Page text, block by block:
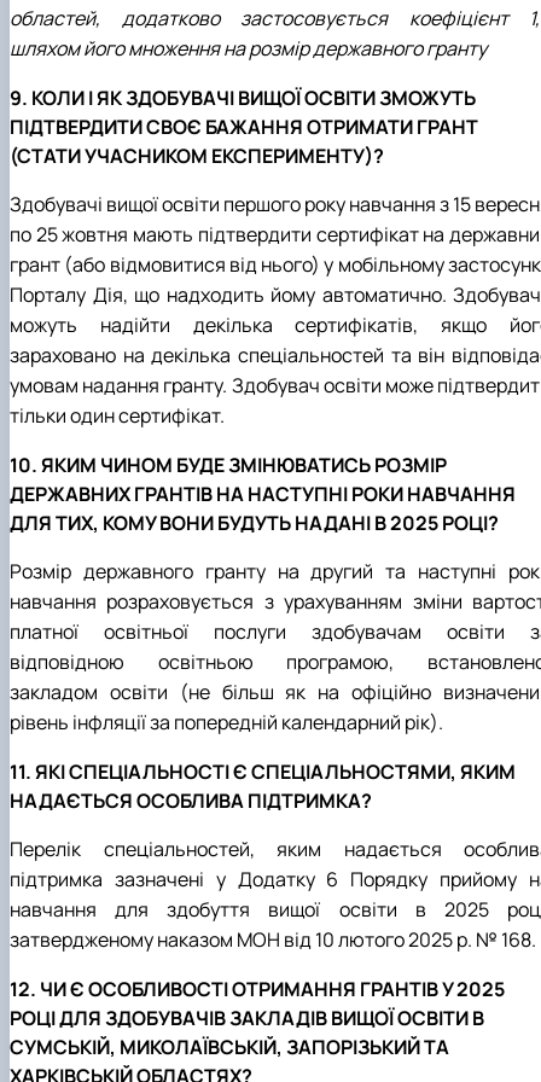
областей, додатково застосовується коефіцієнт
шляхом його множення на розмір державного гранту
9. КОЛИ І ЯК ЗДОБУВАЧІ ВИЩОЇ ОСВІТИ ЗМОЖУТЬ
ПІДТВЕРДИТИ СВОЄ БАЖАННЯ ОТРИМАТИ ГРАНТ
(СТАТИ УЧАСНИКОМ ЕКСПЕРИМЕНТУ)?
Здобувачі вищої освіти першого року навчання з 15
по 25 жовтня мають підтвердити сертифікат на
грант (або відмовитися від нього) у мобільному
Порталу Дія, що надходить йому автоматично.
можуть надійти декілька сертифікатів, якщо
зараховано на декілька спеціальностей та він
умовам надання гранту. Здобувач освіти може
тільки один сертифікат.
10. ЯКИМ ЧИНОМ БУДЕ ЗМІНЮВАТИСЬ РОЗМІР
ДЕРЖАВНИХ ГРАНТІВ НА НАСТУПНІ РОКИ НАВЧАННЯ
ДЛЯ ТИХ, КОМУ ВОНИ БУДУТЬ НАДАНІ В 2025 РОЦІ?
Розмір державного гранту на другий та наступні
навчання розраховується з урахуванням зміни
платної освітньої послуги здобувачам освіти
відповідною освітньою програмою,
закладом освіти (не більш як на офіційно
рівень інфляції за попередній календарний рік).
11. ЯКІ СПЕЦІАЛЬНОСТІ Є СПЕЦІАЛЬНОСТЯМИ, ЯКИМ
НАДАЄТЬСЯ ОСОБЛИВА ПІДТРИМКА?
Перелік спеціальностей, яким надається
підтримка зазначені у Додатку 6 Порядку прийому
навчання для здобуття вищої освіти в 2025
затвердженому наказом МОН від 10 лютого 2025 р. № 168.
12. ЧИ Є ОСОБЛИВОСТІ ОТРИМАННЯ ГРАНТІВ У 2025
РОЦІ ДЛЯ ЗДОБУВАЧІВ ЗАКЛАДІВ ВИЩОЇ ОСВІТИ В
СУМСЬКІЙ, МИКОЛАЇВСЬКІЙ, ЗАПОРІЗЬКИЙ ТА
ХАРКІВСЬКІЙ ОБЛАСТЯХ?